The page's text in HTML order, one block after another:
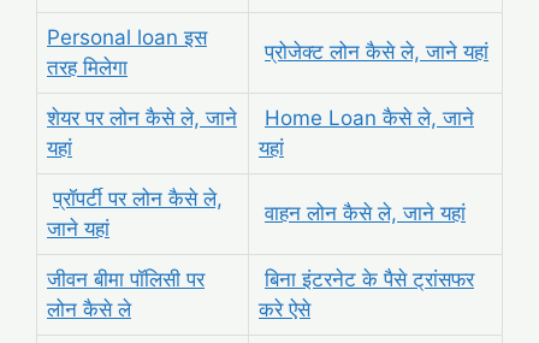
Personal loan इस
तरह मिलेगा
प्रोजेक्ट लोन कैसे ले, जाने यहां
शेयर पर लोन कैसे ले, जाने
यहां
Home Loan कैसे ले, जाने
यहां
प्रॉपर्टी पर लोन कैसे ले,
जाने यहां
वाहन लोन कैसे ले, जाने यहां
जीवन बीमा पॉलिसी पर
लोन कैसे ले
बिना इंटरनेट के पैसे ट्रांसफर
करे ऐसे